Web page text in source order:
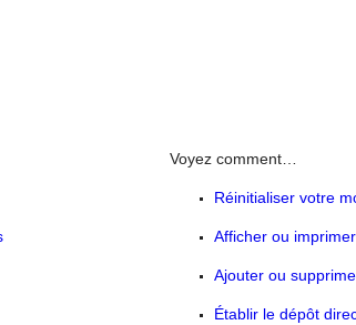
Voyez comment…
Réinitialiser votre
Afficher ou
Ajouter ou
Établir le dépôt